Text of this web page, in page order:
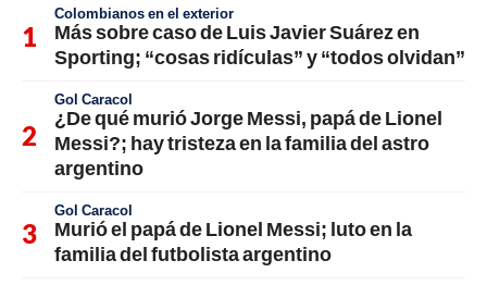
Colombianos en el exterior
Más sobre caso de Luis Javier Suárez en
Sporting; “cosas ridículas” y “todos olvidan”
Gol Caracol
¿De qué murió Jorge Messi, papá de Lionel
Messi?; hay tristeza en la familia del astro
argentino
Gol Caracol
Murió el papá de Lionel Messi; luto en la
familia del futbolista argentino